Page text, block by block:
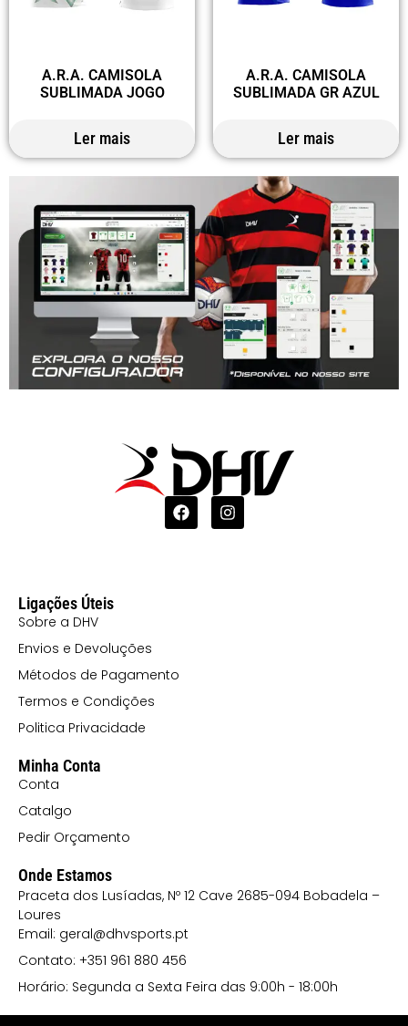
A.R.A. CAMISOLA
SUBLIMADA JOGO
Ler mais
A.R.A. CAMISOLA
SUBLIMADA GR AZUL
Ler mais
Ligações Úteis
Sobre a DHV
Envios e Devoluções
Métodos de Pagamento
Termos e Condições
Politica Privacidade
Minha Conta
Conta
Catalgo
Pedir Orçamento
Onde Estamos
Praceta dos Lusíadas, Nº 12 Cave 2685-094 Bobadela –
Loures
Email: geral@dhvsports.pt
Contato: +351 961 880 456
Horário: Segunda a Sexta Feira das 9:00h - 18:00h